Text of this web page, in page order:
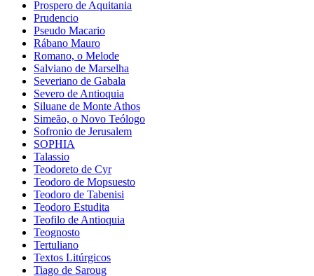
Prospero de Aquitania
Prudencio
Pseudo Macario
Rábano Mauro
Romano, o Melode
Salviano de Marselha
Severiano de Gabala
Severo de Antioquia
Siluane de Monte Athos
Simeão, o Novo Teólogo
Sofronio de Jerusalem
SOPHIA
Talassio
Teodoreto de Cyr
Teodoro de Mopsuesto
Teodoro de Tabenisi
Teodoro Estudita
Teofilo de Antioquia
Teognosto
Tertuliano
Textos Litúrgicos
Tiago de Saroug